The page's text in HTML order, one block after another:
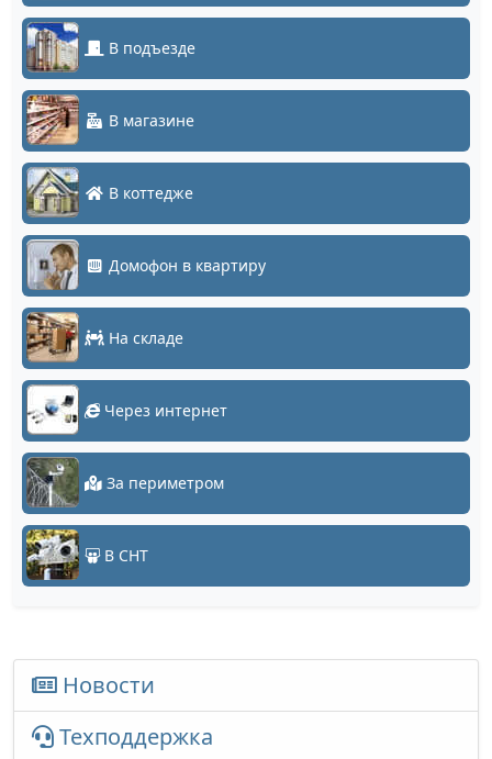
В подъезде
В магазине
В коттедже
Домофон в квартиру
На складе
Через интернет
За периметром
В СНТ
Новости
Техподдержка